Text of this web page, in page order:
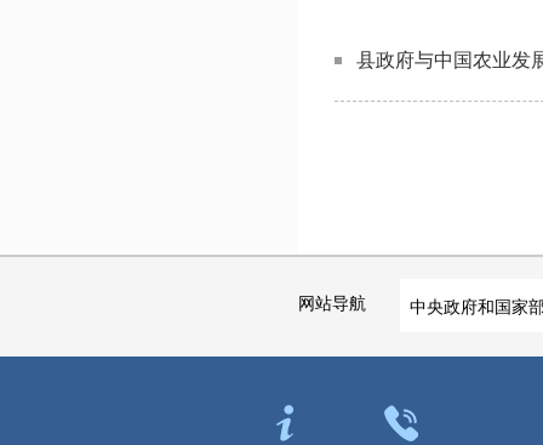
县政府与中国农业发
网站导航 中央政府和国家